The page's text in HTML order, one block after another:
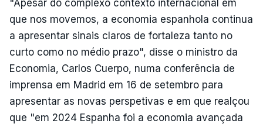
"Apesar do complexo contexto internacional em
que nos movemos, a economia espanhola continua
a apresentar sinais claros de fortaleza tanto no
curto como no médio prazo", disse o ministro da
Economia, Carlos Cuerpo, numa conferência de
imprensa em Madrid em 16 de setembro para
apresentar as novas perspetivas e em que realçou
que "em 2024 Espanha foi a economia avançada